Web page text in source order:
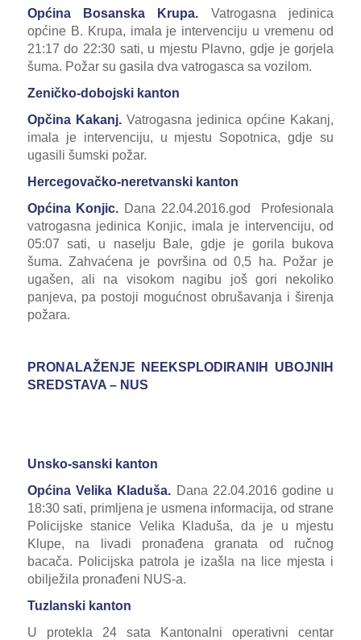
Općina Bosanska Krupa. Vatrogasna jedinica
općine B. Krupa, imala je intervenciju u vremenu od
21:17 do 22:30 sati, u mjestu Plavno, gdje je gorjela
šuma. Požar su gasila dva vatrogasca sa vozilom.
Zeničko-dobojski kanton
Opčina Kakanj. Vatrogasna jedinica općine Kakanj,
imala je intervenciju, u mjestu Sopotnica, gdje su
ugasili šumski požar.
Hercegovačko-neretvanski kanton
Općina Konjic. Dana 22.04.2016.god Profesionala
vatrogasna jedinica Konjic, imala je intervenciju, od
05:07 sati, u naselju Bale, gdje je gorila bukova
šuma. Zahvaćena je površina od 0,5 ha. Požar je
ugašen, ali na visokom nagibu još gori nekoliko
panjeva, pa postoji mogućnost obrušavanja i širenja
požara.
PRONALAŽENJE NEEKSPLODIRANIH UBOJNIH
SREDSTAVA – NUS
Unsko-sanski kanton
Općina Velika Kladuša. Dana 22.04.2016 godine u
18:30 sati, primljena je usmena informacija, od strane
Policijske stanice Velika Kladuša, da je u mjestu
Klupe, na livadi pronađena granata od ručnog
bacača. Policijska patrola je izašla na lice mjesta i
obilježila pronađeni NUS-a.
Tuzlanski kanton
U protekla 24 sata Kantonalni operativni centar